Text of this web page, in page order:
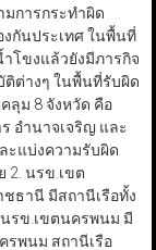
การกระทำผิด
กันประเทศ ในพื้นที่
โขงแล้วยังมีภารกิจ
ต่างๆ ในพื้นที่รับผิด
ลุม 8 จังหวัด คือ
อำนาจเจริญ และ
ะแบ่งความรับผิด
2. นรข.เขต
ธานี มีสถานีเรือทั้ง
นรข.เขตนครพนม มี
รพนม สถานีเรือ